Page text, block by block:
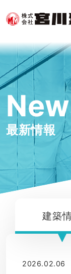
最新情報
建築
2026.02.06